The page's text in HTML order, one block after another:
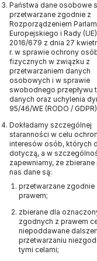
Państwa dane osobowe
przetwarzane zgodnie z
Rozporządzeniem
Europejskiego i Rady (UE)
2016/679 z dnia 27
r. w sprawie ochrony
fizycznych w związku z
przetwarzaniem danych
osobowych i w sprawie
swobodnego przepływu
danych oraz uchylenia
95/46/WE (RODO /
Dokładamy szczególnej
staranności w celu
interesów osób, których
dotyczą, a w
zapewniamy, że zbierane
nas dane są:
przetwarzane zgodnie
prawem;
zbierane dla
zgodnych z prawem
niepoddawane
przetwarzaniu
tymi celami;